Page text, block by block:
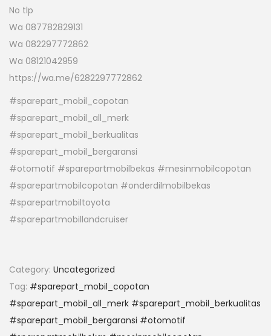
No tlp
Wa 087782829131
Wa 082297772862
Wa 08121042959
https://wa.me/6282297772862
#sparepart_mobil_copotan
#sparepart_mobil_all_merk
#sparepart_mobil_berkualitas
#sparepart_mobil_bergaransi
#otomotif #sparepartmobilbekas #mesinmobilcopotan
#sparepartmobilcopotan #onderdilmobilbekas
#sparepartmobiltoyota
#sparepartmobillandcruiser
Category: Uncategorized
Tag: #sparepart_mobil_copotan
#sparepart_mobil_all_merk #sparepart_mobil_berkualitas
#sparepart_mobil_bergaransi #otomotif